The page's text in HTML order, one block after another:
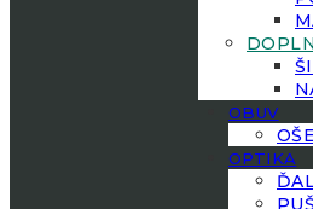
OBUV
OPTIKA